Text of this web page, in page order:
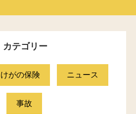
カテゴリー
けがの保険 ニュース
事故